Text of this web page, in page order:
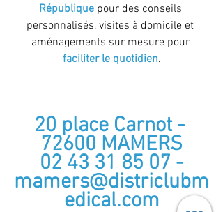
République pour des conseils
personnalisés, visites à domicile et
aménagements sur mesure pour
faciliter le quotidien.
20 place Carnot -
72600 MAMERS
02 43 31 85 07 -
mamers@districlubm
edical.com